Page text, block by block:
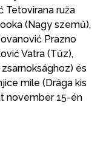
Tetovirana ruža
(Nagy szemű),
Prazno
Vatra (Tűz),
és
mile (Drága kis
november 15-én